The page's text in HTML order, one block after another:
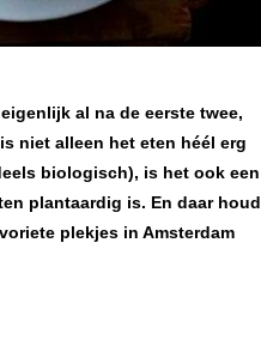
eigenlijk al na de eerste twee,
niet alleen het eten héél erg
biologisch), is het ook een
plantaardig is. En daar houd
plekjes in Amsterdam